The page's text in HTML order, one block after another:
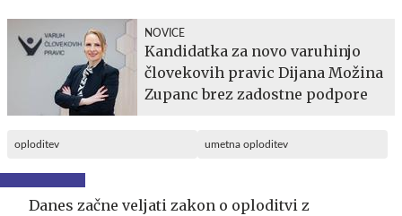
NOVICE
Kandidatka za novo varuhinjo
človekovih pravic Dijana Možina
Zupanc brez zadostne podpore
oploditev umetna oploditev
Danes začne veljati zakon o oploditvi z